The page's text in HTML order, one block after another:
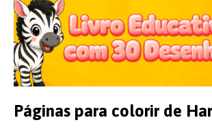
Páginas para colorir de